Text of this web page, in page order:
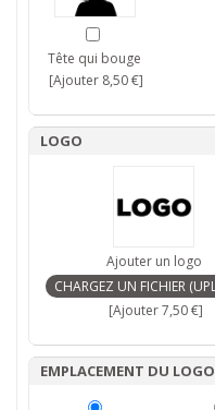
Tête qui bouge
[Ajouter 8,50 €]
LOGO
Ajouter un logo
[Ajouter 7,50 €]
EMPLACEMENT DU LOGO